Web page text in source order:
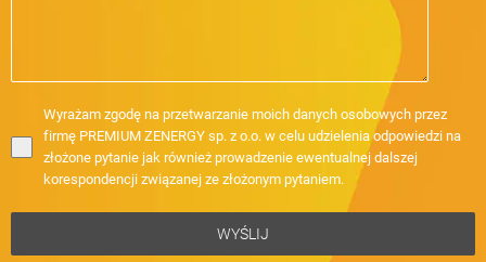
Wyrażam zgodę na przetwarzanie moich danych osobowych przez
firmę PREMIUM ZENERGY sp. z o.o. w celu udzielenia odpowiedzi na
złożone pytanie jak również prowadzenie ewentualnej dalszej
korespondencji związanej ze złożonym pytaniem.
WYŚLIJ